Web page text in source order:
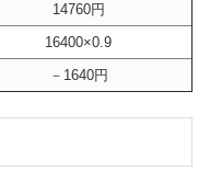
14760円
16400×0.9
－1640円